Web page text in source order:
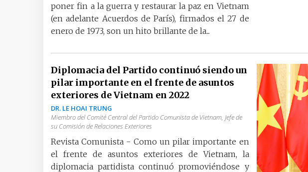
poner fin a la guerra y restaurar la paz en Vietnam
(en adelante Acuerdos de París), firmados el 27 de
enero de 1973, son un hito brillante de la...
Diplomacia del Partido continuó siendo un
pilar importante en el frente de asuntos
exteriores de Vietnam en 2022
DR. LE HOAI TRUNG
Miembro del Comité Central del Partido Comunista de Vietnam, Jefe de
su Comisión de Relaciones Exteriores
Revista Comunista - Como un pilar importante en
el frente de asuntos exteriores de Vietnam, la
diplomacia partidista continuó promoviéndose y